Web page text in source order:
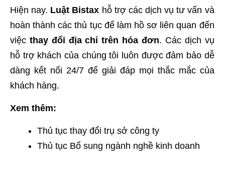
Hiện nay. Luật Bistax hỗ trợ các dịch vụ tư vấn và
hoàn thành các thủ tục để làm hồ sơ liên quan đến
việc thay đổi địa chỉ trên hóa đơn. Các dịch vụ
hỗ trợ khách của chúng tôi luôn được đảm bảo dễ
dàng kết nối 24/7 để giải đáp mọi thắc mắc của
khách hàng.
Xem thêm:
Thủ tục thay đổi trụ sở công ty
Thủ tục Bổ sung ngành nghề kinh doanh